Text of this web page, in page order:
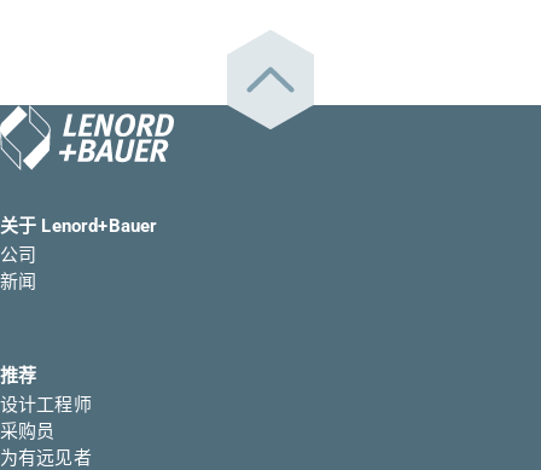
关于 Lenord+Bauer
公司
新闻
推荐
设计工程师
采购员
为有远见者